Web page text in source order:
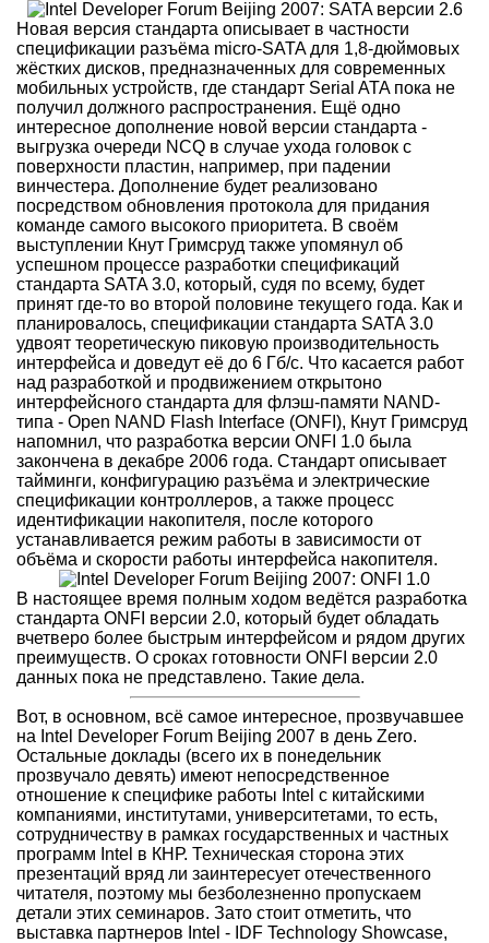
Новая версия стандарта описывает в частности
спецификации разъёма micro-SATA для 1,8-дюймовых
жёстких дисков, предназначенных для современных
мобильных устройств, где стандарт Serial ATA пока не
получил должного распространения. Ещё одно
интересное дополнение новой версии стандарта -
выгрузка очереди NCQ в случае ухода головок с
поверхности пластин, например, при падении
винчестера. Дополнение будет реализовано
посредством обновления протокола для придания
команде самого высокого приоритета. В своём
выступлении Кнут Гримсруд также упомянул об
успешном процессе разработки спецификаций
стандарта SATA 3.0, который, судя по всему, будет
принят где-то во второй половине текущего года. Как и
планировалось, спецификации стандарта SATA 3.0
удвоят теоретическую пиковую производительность
интерфейса и доведут её до 6 Гб/с. Что касается работ
над разработкой и продвижением открытоно
интерфейсного стандарта для флэш-памяти NAND-
типа - Open NAND Flash Interface (ONFI), Кнут Гримсруд
напомнил, что разработка версии ONFI 1.0 была
закончена в декабре 2006 года. Стандарт описывает
тайминги, конфигурацию разъёма и электрические
спецификации контроллеров, а также процесс
идентификации накопителя, после которого
устанавливается режим работы в зависимости от
объёма и скорости работы интерфейса накопителя.
В настоящее время полным ходом ведётся разработка
стандарта ONFI версии 2.0, который будет обладать
вчетверо более быстрым интерфейсом и рядом других
преимуществ. О сроках готовности ONFI версии 2.0
данных пока не представлено. Такие дела.
Вот, в основном, всё самое интересное, прозвучавшее
на Intel Developer Forum Beijing 2007 в день Zero.
Остальные доклады (всего их в понедельник
прозвучало девять) имеют непосредственное
отношение к специфике работы Intel с китайскими
компаниями, институтами, университетами, то есть,
сотрудничеству в рамках государственных и частных
программ Intel в КНР. Техническая сторона этих
презентаций вряд ли заинтересует отечественного
читателя, поэтому мы безболезненно пропускаем
детали этих семинаров. Зато стоит отметить, что
выставка партнеров Intel - IDF Technology Showcase,